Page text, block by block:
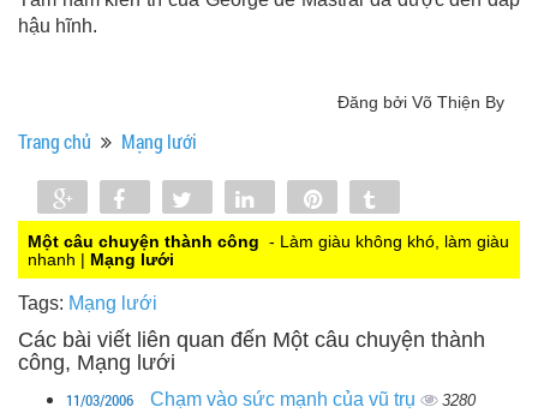
hậu hĩnh.
Đăng bởi Võ Thiện By
Trang chủ Mạng lưới
Share Share Tweet Share
0
Một câu chuyện thành công - Làm giàu không khó, làm giàu
nhanh | Mạng lưới
Tags: Mạng lưới
Các bài viết liên quan đến Một câu chuyện thành
công, Mạng lưới
11/03/2006 Chạm vào sức mạnh của vũ trụ 3280